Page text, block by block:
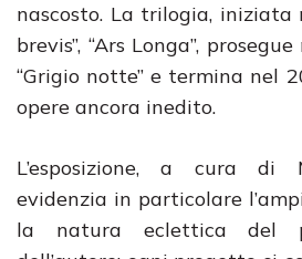
nascosto. La trilogia, iniziata
brevis”, “Ars Longa”,
“Grigio notte” e termina nel
opere ancora inedito.
L’esposizione, a cura di
evidenzia in particolare
la natura eclettica del